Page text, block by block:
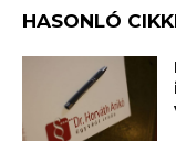
HASONLÓ